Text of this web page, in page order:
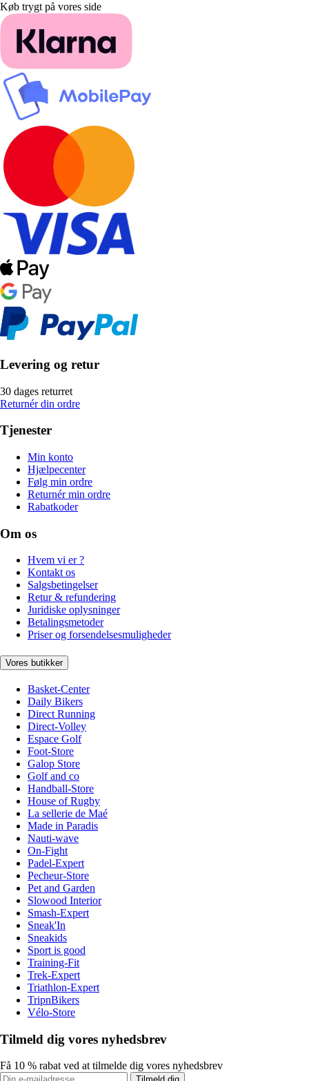
Køb trygt på vores side
Levering og retur
30 dages returret
Returnér din ordre
Tjenester
Min konto
Hjælpecenter
Følg min ordre
Returnér min ordre
Rabatkoder
Om os
Hvem vi er ?
Kontakt os
Salgsbetingelser
Retur & refundering
Juridiske oplysninger
Betalingsmetoder
Priser og forsendelsesmuligheder
Vores butikker
Basket-Center
Daily Bikers
Direct Running
Direct-Volley
Espace Golf
Foot-Store
Galop Store
Golf and co
Handball-Store
House of Rugby
La sellerie de Maé
Made in Paradis
Nauti-wave
On-Fight
Padel-Expert
Pecheur-Store
Pet and Garden
Slowood Interior
Smash-Expert
Sneak'In
Sneakids
Sport is good
Training-Fit
Trek-Expert
Triathlon-Expert
TripnBikers
Vélo-Store
Tilmeld dig vores nyhedsbrev
Få 10 % rabat ved at tilmelde dig vores nyhedsbrev